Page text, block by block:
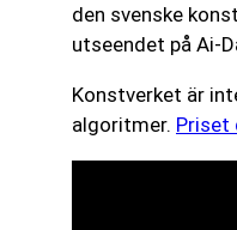
den svenske
utseendet på Ai-
Konstverket är
algoritmer. Priset